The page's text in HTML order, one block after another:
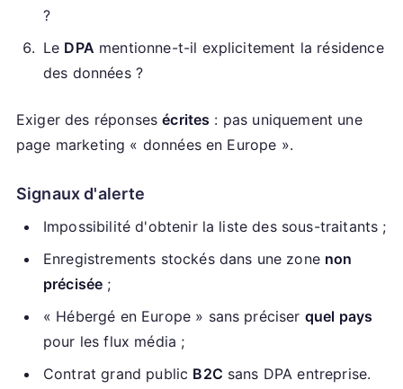
?
Le DPA mentionne-t-il explicitement la résidence
des données ?
Exiger des réponsesécrites : pas uniquement une
page marketing « données en Europe ».
Signaux d'alerte
Impossibilité d'obtenir la liste des sous-traitants ;
Enregistrements stockés dans une zone non
précisée ;
« Hébergé en Europe » sans préciser quel pays
pour les flux média ;
Contrat grand public B2C sans DPA entreprise.